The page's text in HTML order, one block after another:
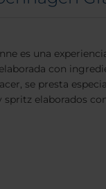
es una
con
se presta
elaborados